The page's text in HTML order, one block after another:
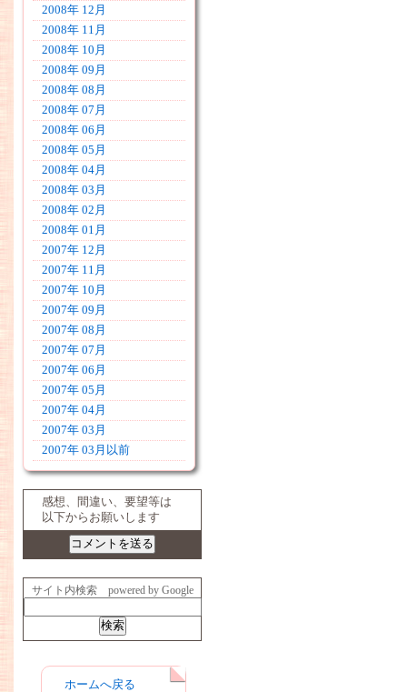
2008年 12月
2008年 11月
2008年 10月
2008年 09月
2008年 08月
2008年 07月
2008年 06月
2008年 05月
2008年 04月
2008年 03月
2008年 02月
2008年 01月
2007年 12月
2007年 11月
2007年 10月
2007年 09月
2007年 08月
2007年 07月
2007年 06月
2007年 05月
2007年 04月
2007年 03月
2007年 03月以前
感想、間違い、要望等は
以下からお願いします
サイト内検索 powered by Google
ホームへ戻る